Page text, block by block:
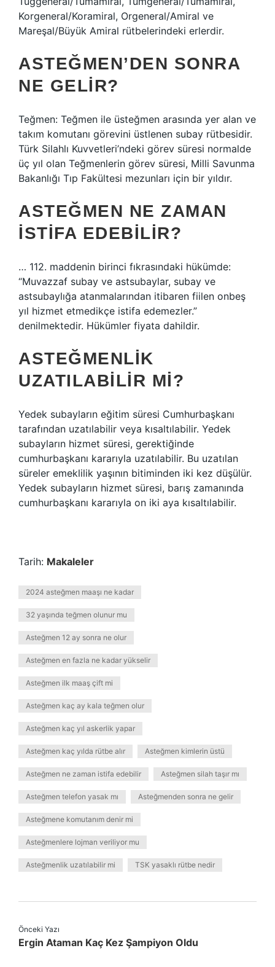
Korgeneral/Koramiral, Orgeneral/Amiral ve
Mareşal/Büyük Amiral rütbelerindeki erlerdir.
ASTEĞMEN’DEN SONRA
NE GELIR?
Teğmen: Teğmen ile üsteğmen arasında yer alan ve
takım komutanı görevini üstlenen subay rütbesidir.
Türk Silahlı Kuvvetleri’ndeki görev süresi normalde
üç yıl olan Teğmenlerin görev süresi, Milli Savunma
Bakanlığı Tıp Fakültesi mezunları için bir yıldır.
ASTEĞMEN NE ZAMAN
ISTIFA EDEBILIR?
… 112. maddenin birinci fıkrasındaki hükümde:
“Muvazzaf subay ve astsubaylar, subay ve
astsubaylığa atanmalarından itibaren fiilen onbeş
yıl hizmet etmedikçe istifa edemezler.”
denilmektedir. Hükümler fiyata dahildir.
ASTEĞMENLIK
UZATILABILIR MI?
Yedek subayların eğitim süresi Cumhurbaşkanı
tarafından uzatılabilir veya kısaltılabilir. Yedek
subayların hizmet süresi, gerektiğinde
cumhurbaşkanı kararıyla uzatılabilir. Bu uzatılan
süreler emeklilik yaşının bitiminden iki kez düşülür.
Yedek subayların hizmet süresi, barış zamanında
cumhurbaşkanı kararıyla on iki aya kısaltılabilir.
Tarih: Makaleler
2024 asteğmen maaşı ne kadar
32 yaşında teğmen olunur mu
Asteğmen 12 ay sonra ne olur
Asteğmen en fazla ne kadar yükselir
Asteğmen ilk maaş çift mi
Asteğmen kaç ay kala teğmen olur
Asteğmen kaç yıl askerlik yapar
Asteğmen kaç yılda rütbe alır Asteğmen kimlerin üstü
Asteğmen ne zaman istifa edebilir Asteğmen silah taşır mı
Asteğmen telefon yasak mı Asteğmenden sonra ne gelir
Asteğmene komutanım denir mi
Asteğmenlere lojman veriliyor mu
Asteğmenlik uzatılabilir mi TSK yasaklı rütbe nedir
Önceki Yazı
Ergin Ataman Kaç Kez Şampiyon Oldu